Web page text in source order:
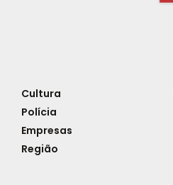
Cultura
Polícia
Empresas
Região